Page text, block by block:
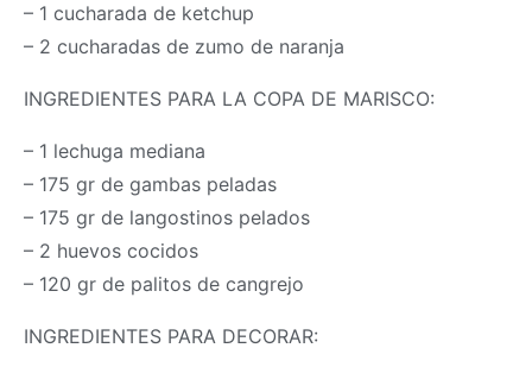
– 1 cucharada de ketchup
– 2 cucharadas de zumo de naranja
INGREDIENTES PARA LA COPA DE MARISCO:
– 1 lechuga mediana
– 175 gr de gambas peladas
– 175 gr de langostinos pelados
– 2 huevos cocidos
– 120 gr de palitos de cangrejo
INGREDIENTES PARA DECORAR: